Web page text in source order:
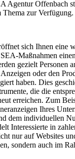
Agentur Offenbach
Thema zur Verfügung.
sich Ihnen eine
Maßnahmen
gezielt Personen
oder den
haben. Dies
die die
erreichen. Zum
Ihres
dem individuellen
Interessierte in
nur auf Websites
sondern auch im